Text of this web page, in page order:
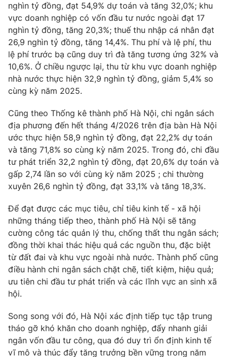
VTV Sức khoẻ Bất động sản
Thị trường 24h Tấm lòng Việt
VTV4 Vươn mình bằng AI
VTV9
Liên hệ tòa soạn English
THỜI BÁO VTV
Theo dõi báo trên
Cơ quan chủ quản: Đài Truyền hình Việt Nam
Cơ quan báo chí:Thời báo VTV
Giấy phép hoạt động báo in và báo điện tử số 483/GP-BTTTT
cấp ngày 29/12/2023
Phó Tổng Biên tập:
Nguyễn Thị Mỹ Hạnh, Phạm Quốc Thắng,
Nguyễn Trọng Ninh
Tổng đài VTV: 024.38 355 931 - 024.38 355 932
nghìn tỷ đồng, đạt 54,9% dự toán và tăng 32,0%; khu
vực doanh nghiệp có vốn đầu tư nước ngoài đạt 17
nghìn tỷ đồng, tăng 20,3%; thuế thu nhập cá nhân đạt
26,9 nghìn tỷ đồng, tăng 14,4%. Thu phí và lệ phí, thu
lệ phí trước bạ cũng duy trì đà tăng tương ứng 32% và
10,6%. Ở chiều ngược lại, thu từ khu vực doanh nghiệp
nhà nước thực hiện 32,9 nghìn tỷ đồng, giảm 5,4% so
cùng kỳ năm 2025.
Cũng theo Thống kê thành phố Hà Nội, chi ngân sách
địa phương đến hết tháng 4/2026 trên địa bàn Hà Nội
ước thực hiện 58,9 nghìn tỷ đồng, đạt 22,2% dự toán
và tăng 71,8% so cùng kỳ năm 2025. Trong đó, chi đầu
tư phát triển 32,2 nghìn tỷ đồng, đạt 20,6% dự toán và
gấp 2,74 lần so với cùng kỳ năm 2025 ; chi thường
xuyên 26,6 nghìn tỷ đồng, đạt 33,1% và tăng 18,3%.
Để đạt được các mục tiêu, chỉ tiêu kinh tế - xã hội
những tháng tiếp theo, thành phố Hà Nội sẽ tăng
cường công tác quản lý thu, chống thất thu ngân sách;
đồng thời khai thác hiệu quả các nguồn thu, đặc biệt
từ đất đai và khu vực ngoài nhà nước. Thành phố cũng
điều hành chi ngân sách chặt chẽ, tiết kiệm, hiệu quả;
ưu tiên chi đầu tư phát triển và các lĩnh vực an sinh xã
hội.
Song song với đó, Hà Nội xác định tiếp tục tập trung
tháo gỡ khó khăn cho doanh nghiệp, đẩy nhanh giải
ngân vốn đầu tư công, qua đó duy trì ổn định kinh tế
vĩ mô và thúc đẩy tăng trưởng bền vững trong năm